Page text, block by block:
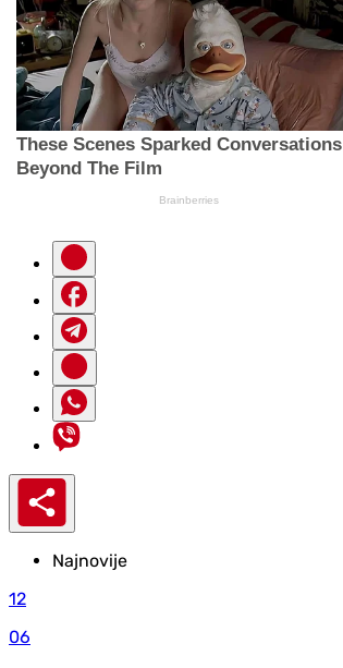
Najnovije
12
06